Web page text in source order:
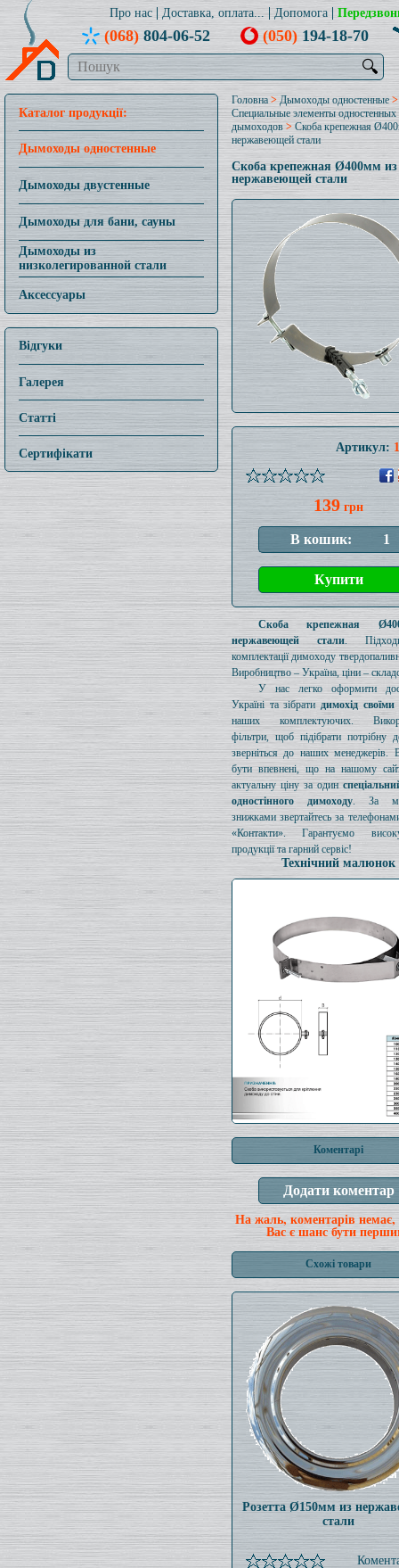
Про нас Доставка, оплата... Допомога
(068)804-06-52 (050)194-18-70
🔍
Каталог продукції:
Дымоходы одностенные
Дымоходы двустенные
Дымоходы для бани, сауны
Дымоходы из
низколегированной стали
Аксессуары
Відгуки
Галерея
Статті
Сертифікати
Головна > Дымоходы одностенные >
Специальные элементы одностенных
дымоходов > Скоба крепежная
нержавеющей стали
Скоба крепежная Ø400мм из
нержавеющей стали
Артикул:
139 грн
Скоба крепежная
нержавеющей стали.
комплектації димоходу
Виробництво – Україна, ціни –
У нас легко оформити
Україні та зібрати димохід
наших комплектуючих.
фільтри, щоб підібрати потрібну
зверніться до наших менеджерів.
бути впевнені, що на нашому
актуальну ціну за один
одностінного димоходу. За
знижками звертайтесь за
«Контакти». Гарантуємо
продукції та гарний сервіс!
Технічний малюнок
Коментарі
На жаль, коментарів немає,
Вас є шанс бути
Схожі товари
Розетта Ø150мм из
стали